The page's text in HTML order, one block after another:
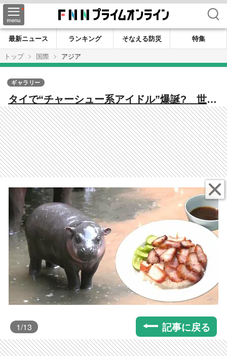
検索
最新ニュース ランキング そなえる防災
特集
トップ
国際 アジア
タイで“チャーシュー系アイドル”爆誕? 世界
を沸かせたコビトカバ「ムーデン」の姪「ム
ーデーン」がかわいすぎた!
ギャラリー
1/13 記事に戻る